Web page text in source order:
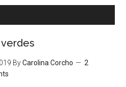
ByCarolina Corcho
2